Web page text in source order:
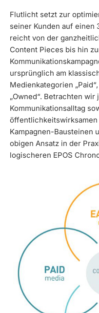
Flutlicht setzt zur
seiner Kunden auf einen
reicht von der
Content Pieces bis hin
ursprünglich am
Medienkategorien
„Owned“. Betrachten
Kommunikationsalltag
öffentlichkeitswirksamen
Kampagnen-Bausteinen
obigen Ansatz in der
logischeren EPOS